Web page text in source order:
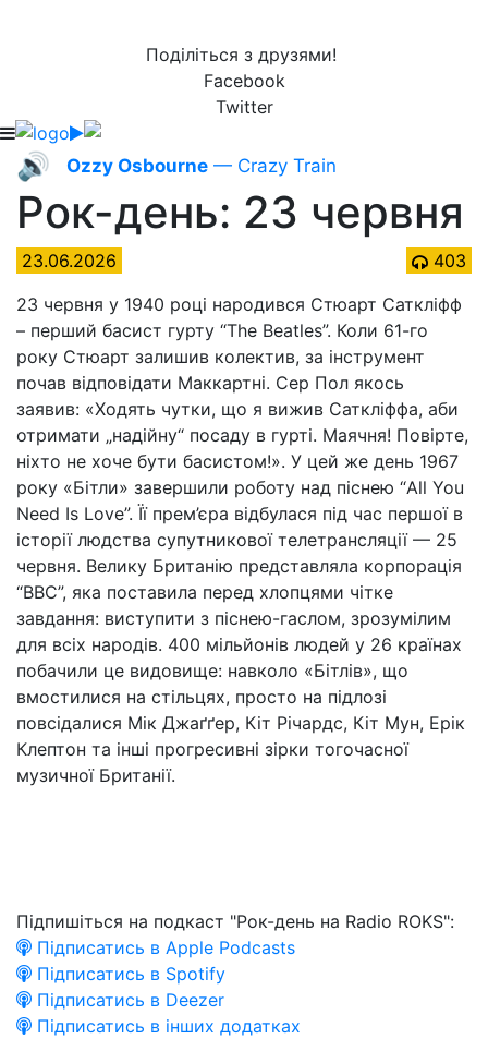
Поділіться з друзями!
Facebook
Twitter
🔊 Ozzy Osbourne — Crazy Train
Рок-день: 23 червня
23.06.2026
403
23 червня у 1940 році народився Стюарт Саткліфф
– перший басист гурту “The Beatles”. Коли 61-го
року Стюарт залишив колектив, за інструмент
почав відповідати Маккартні. Сер Пол якось
заявив: «Ходять чутки, що я вижив Саткліффа, аби
отримати „надійну“ посаду в гурті. Маячня! Повірте,
ніхто не хоче бути басистом!». У цей же день 1967
року «Бітли» завершили роботу над піснею “All You
Need Is Love”. Її прем’єра відбулася під час першої в
історії людства супутникової телетрансляції — 25
червня. Велику Британію представляла корпорація
“BBC”, яка поставила перед хлопцями чітке
завдання: виступити з піснею-гаслом, зрозумілим
для всіх народів. 400 мільйонів людей у 26 країнах
побачили це видовище: навколо «Бітлів», що
вмостилися на стільцях, просто на підлозі
повсідалися Мік Джаґґер, Кіт Річардс, Кіт Мун, Ерік
Клептон та інші прогресивні зірки тогочасної
музичної Британії.
Підпишіться на подкаст "Рок-день на Radio ROKS":
Підписатись в Apple Podcasts
Підписатись в Spotify
Підписатись в Deezer
Підписатись в інших додатках